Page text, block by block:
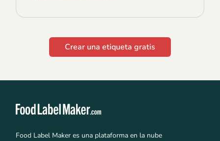
Crear una etiqueta gratis
Food Label Maker es una plataforma en la nube